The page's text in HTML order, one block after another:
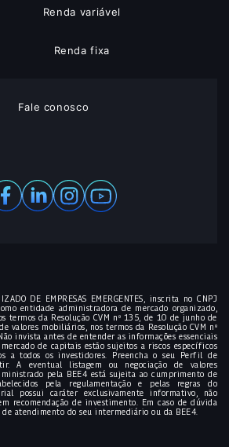
Renda variável
Renda fixa
Fale conosco
DE EMPRESAS EMERGENTES, inscrita no CNPJ
entidade administradora de mercado organizado,
termos da Resolução CVM nº 135, de 10 de junho de
valores mobiliários, nos termos da Resolução CVM nº
invista antes de entender as informações essenciais
de capitais estão sujeitos a riscos específicos
a todos os investidores. Preencha o seu Perfil de
A eventual listagem ou negociação de valores
pela BEE4 está sujeita ao cumprimento de
pela regulamentação e pelas regras do
possui caráter exclusivamente informativo, não
recomendação de investimento. Em caso de dúvida
atendimento do seu intermediário ou da BEE4.